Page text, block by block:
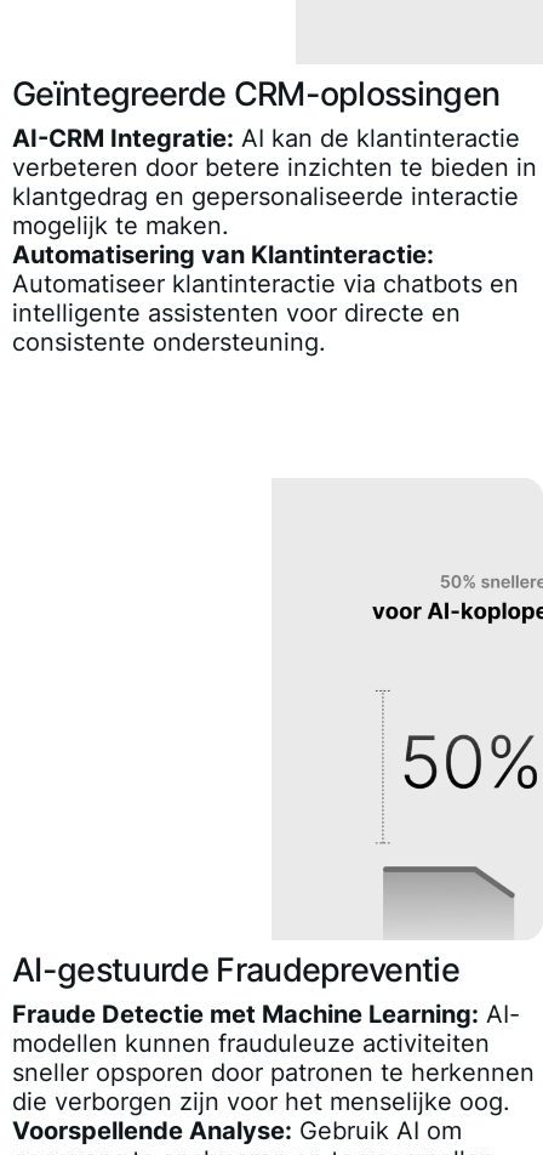
Geïntegreerde CRM-oplossingen
AI-CRM Integratie: AI kan de klantinteractie
verbeteren door betere inzichten te bieden in
klantgedrag en gepersonaliseerde interactie
mogelijk te maken.
Automatisering van Klantinteractie:
Automatiseer klantinteractie via chatbots en
intelligente assistenten voor directe en
consistente ondersteuning.
AI-gestuurde Fraudepreventie
Fraude Detectie met Machine Learning: AI-
modellen kunnen frauduleuze activiteiten
sneller opsporen door patronen te herkennen
die verborgen zijn voor het menselijke oog.
Voorspellende Analyse: Gebruik AI om